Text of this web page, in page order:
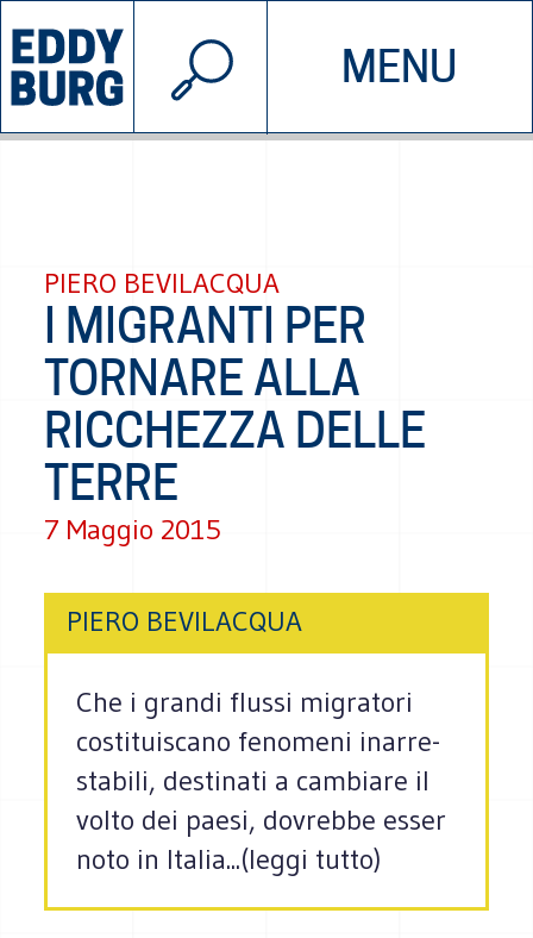
MENU
INIZIATIVE CHI SIAMO
© 2026 EDDYBURG
PIERO BEVILACQUA
I MIGRANTI PER
TORNARE ALLA
RICCHEZZA DELLE
TERRE
7 Maggio 2015
PIERO BEVILACQUA
Che i grandi flussi migra­tori
costi­tui­scano feno­meni inar­re­
sta­bili, desti­nati a cam­biare il
volto dei paesi, dovrebbe esser
noto in Ita­lia...(leggi tutto)